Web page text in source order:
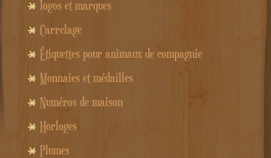
logos et marques
Carrelage
Étiquettes pour animaux de compagnie
Monnaies et médailles
Numéros de maison
Horloges
Plumes